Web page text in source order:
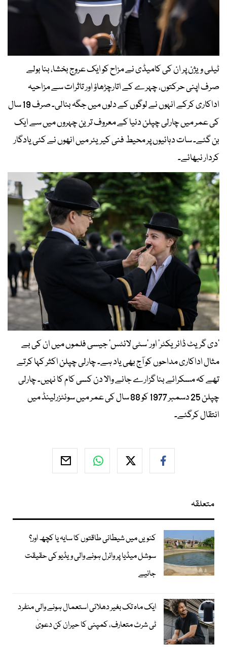
ٹیلی ویژن پر ان کی کامیڈی نے مزاح کو ایک عروج بخشا، بنا بولے
صرف اپنی حرکتوں، چہرے کے اتارچڑھاؤ اور تاثرات سے مزاحیہ
اداکاری کرکے انہوں نے لوگوں کے دلوں میں جگہ بنالی۔ صرف 19 سال
کی عمر میں چارلی چپلن دنیا کے معروف ترین چہروں میں سے ایک
بن گئے۔ سات دہائیوں پر محیط فنی کیریئر میں انھوں نے کئی یادگار
کردار نبھائے۔
'دی گریٹ ڈائریکٹر' اور 'سٹی لائٹس' جیسی فلموں میں ان کی بے
مثال اداکاری مداحوں کو آج بھی یاد ہے۔ چارلی چپلن اکثر کہا کرتے
تھے کہ مسکرائے بنا گزارے جانے والا دن کسی کام کا نہیں۔ چارلی
چپلن 25 دسمبر 1977 کو 88 سال کی عمر میں سوئٹزرلینڈ میں
انتقال کرگئے۔
متعلقہ
کنویں میں شیطانی طاقتوں کا سایہ یا کچھ اور؟
سوشل میڈیا پر وائرل ہونے والی ویڈیو کی حقیقت
جانیے
ایک ماہ تک بغیر دھلائی استعمال ہونے والی منفرد
ٹی شرٹ متعارف، کمپنی کا حیران کن دعویٰ